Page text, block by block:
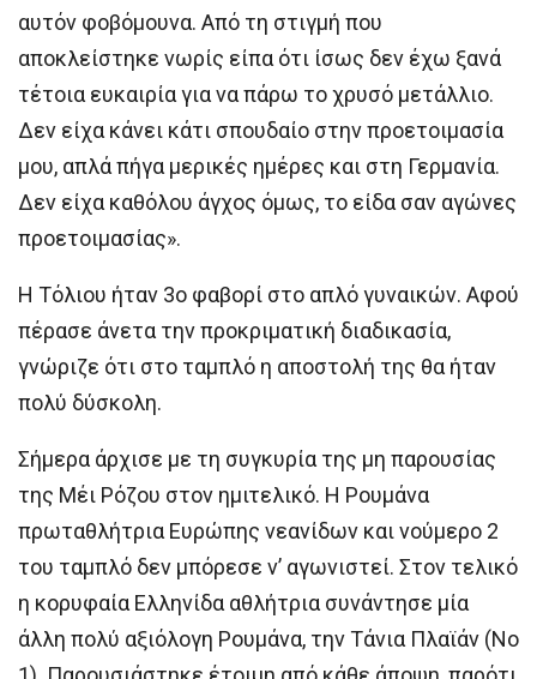
αυτόν φοβόμουνα. Από τη στιγμή που
αποκλείστηκε νωρίς είπα ότι ίσως δεν έχω ξανά
τέτοια ευκαιρία για να πάρω το χρυσό μετάλλιο.
Δεν είχα κάνει κάτι σπουδαίο στην προετοιμασία
μου, απλά πήγα μερικές ημέρες και στη Γερμανία.
Δεν είχα καθόλου άγχος όμως, το είδα σαν αγώνες
προετοιμασίας».
Η Τόλιου ήταν 3ο φαβορί στο απλό γυναικών. Αφού
πέρασε άνετα την προκριματική διαδικασία,
γνώριζε ότι στο ταμπλό η αποστολή της θα ήταν
πολύ δύσκολη.
Σήμερα άρχισε με τη συγκυρία της μη παρουσίας
της Μέι Ρόζου στον ημιτελικό. Η Ρουμάνα
πρωταθλήτρια Ευρώπης νεανίδων και νούμερο 2
του ταμπλό δεν μπόρεσε ν’ αγωνιστεί. Στον τελικό
η κορυφαία Ελληνίδα αθλήτρια συνάντησε μία
άλλη πολύ αξιόλογη Ρουμάνα, την Τάνια Πλαϊάν (Νο